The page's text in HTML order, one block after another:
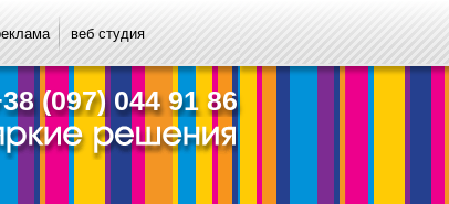
веб студия
(097) 044 91 86